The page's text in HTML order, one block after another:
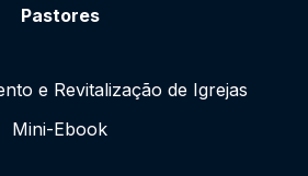
Pastores
e Revitalização de Igrejas
Mini-Ebook